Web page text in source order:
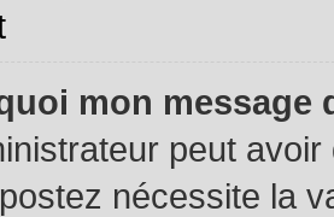
mon message
peut
nécessite la